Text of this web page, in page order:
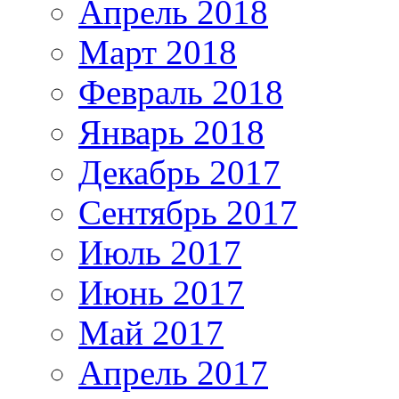
Апрель 2018
Март 2018
Февраль 2018
Январь 2018
Декабрь 2017
Сентябрь 2017
Июль 2017
Июнь 2017
Май 2017
Апрель 2017